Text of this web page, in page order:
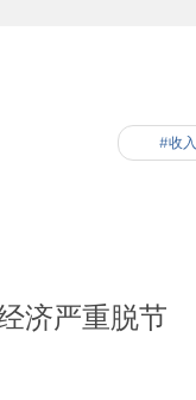
#收入
济严重脱节